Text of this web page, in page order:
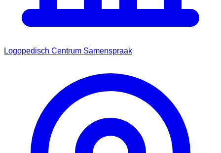
Logopedisch Centrum Samenspraak